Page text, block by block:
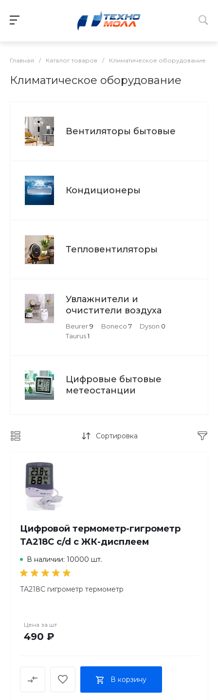
Главная / Каталог товаров / Климатическое оборудование
Климатическое оборудование
Вентиляторы бытовые
Кондиционеры
Тепловентиляторы
Увлажнители и
очистители воздуха
Beurer9 Boneco 7 Dyson 0
Taurus1
Цифровые бытовые
метеостанции
Сортировка
Цифровой термометр-гигрометр
TA218C c/d с ЖК-дисплеем
В наличии: 10000 шт.
TA218C гигрометр термометр
Цена за шт
490 ₽
В корзину